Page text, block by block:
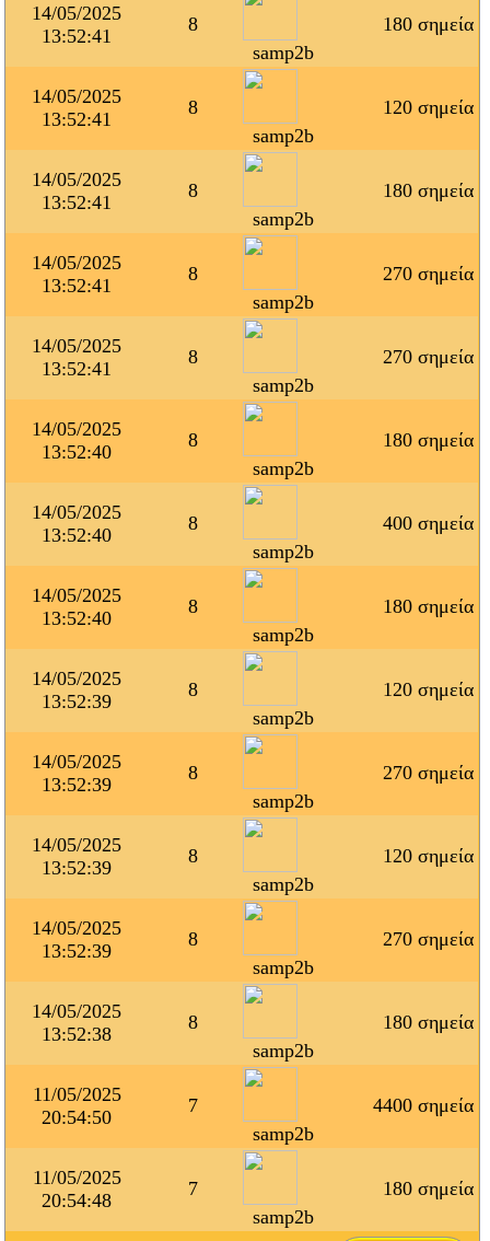
14/05/2025
13:52:41
8
samp2b
180 σημεία
14/05/2025
13:52:41
8
samp2b
120 σημεία
14/05/2025
13:52:41
8
samp2b
180 σημεία
14/05/2025
13:52:41
8
samp2b
270 σημεία
14/05/2025
13:52:41
8
samp2b
270 σημεία
14/05/2025
13:52:40
8
samp2b
180 σημεία
14/05/2025
13:52:40
8
samp2b
400 σημεία
14/05/2025
13:52:40
8
samp2b
180 σημεία
14/05/2025
13:52:39
8
samp2b
120 σημεία
14/05/2025
13:52:39
8
samp2b
270 σημεία
14/05/2025
13:52:39
8
samp2b
120 σημεία
14/05/2025
13:52:39
8
samp2b
270 σημεία
14/05/2025
13:52:38
8
samp2b
180 σημεία
11/05/2025
20:54:50
7
samp2b
4400 σημεία
11/05/2025
20:54:48
7
samp2b
180 σημεία